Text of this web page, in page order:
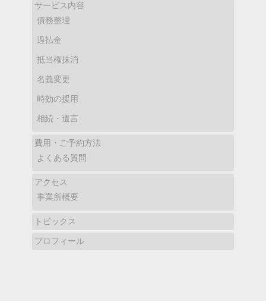
サービス内容
債務整理
過払金
抵当権抹消
名義変更
時効の援用
相続・遺言
費用・ご予約方法
よくある質問
アクセス
事業所概要
トピックス
プロフィール